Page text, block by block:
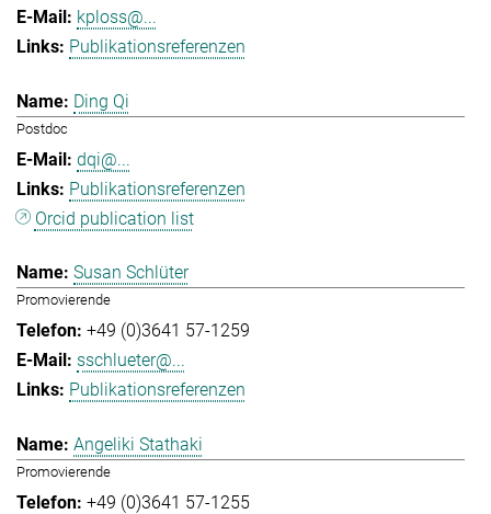
kploss@...
Publikationsreferenzen
Ding Qi
Postdoc
dqi@...
Publikationsreferenzen
Orcid publication list
Susan Schlüter
Promovierende
+49 (0)3641 57-1259
sschlueter@...
Publikationsreferenzen
Angeliki Stathaki
Promovierende
+49 (0)3641 57-1255